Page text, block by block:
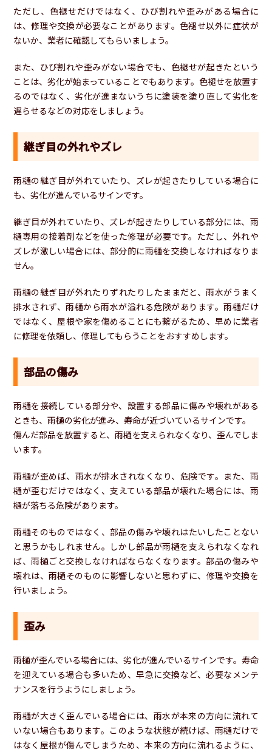
ただし、色褪せだけではなく、ひび割れや歪みがある場合に
は、修理や交換が必要なことがあります。色褪せ以外に症状が
ないか、業者に確認してもらいましょう。
また、ひび割れや歪みがない場合でも、色褪せが起きたという
ことは、劣化が始まっていることでもあります。色褪せを放置す
るのではなく、劣化が進まないうちに塗装を塗り直して劣化を
遅らせるなどの対応をしましょう。
継ぎ目の外れやズレ
雨樋の継ぎ目が外れていたり、ズレが起きたりしている場合に
も、劣化が進んでいるサインです。
継ぎ目が外れていたり、ズレが起きたりしている部分には、雨
樋専用の接着剤などを使った修理が必要です。ただし、外れや
ズレが激しい場合には、部分的に雨樋を交換しなければなりま
せん。
雨樋の継ぎ目が外れたりずれたりしたままだと、雨水がうまく
排水されず、雨樋から雨水が溢れる危険があります。雨樋だけ
ではなく、屋根や家を傷めることにも繋がるため、早めに業者
に修理を依頼し、修理してもらうことをおすすめします。
部品の傷み
雨樋を接続している部分や、設置する部品に傷みや壊れがある
ときも、雨樋の劣化が進み、寿命が近づいているサインです。
傷んだ部品を放置すると、雨樋を支えられなくなり、歪んでしま
います。
雨樋が歪めば、雨水が排水されなくなり、危険です。また、雨
樋が歪むだけではなく、支えている部品が壊れた場合には、雨
樋が落ちる危険があります。
雨樋そのものではなく、部品の傷みや壊れはたいしたことない
と思うかもしれません。しかし部品が雨樋を支えられなくなれ
ば、雨樋ごと交換しなければならなくなります。部品の傷みや
壊れは、雨樋そのものに影響しないと思わずに、修理や交換を
行いましょう。
歪み
雨樋が歪んでいる場合には、劣化が進んでいるサインです。寿命
を迎えている場合も多いため、早急に交換など、必要なメンテ
ナンスを行うようにしましょう。
雨樋が大きく歪んでいる場合には、雨水が本来の方向に流れて
いない場合もあります。このような状態が続けば、雨樋だけで
はなく屋根が傷んでしまうため、本来の方向に流れるように、